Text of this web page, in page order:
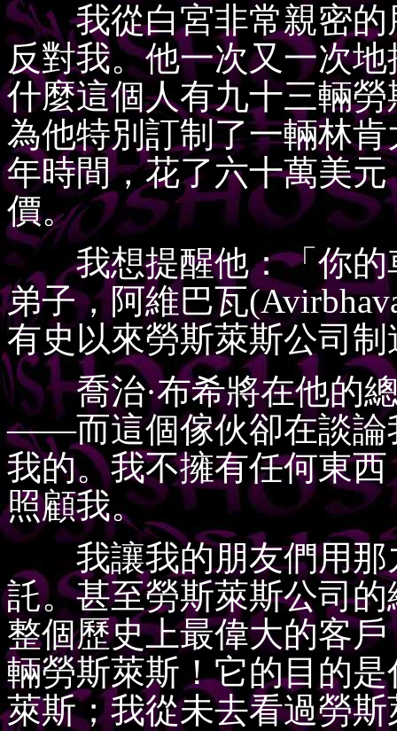
我從白宮非常親密的朋
反對我。他一次又一次
什麼這個人有九十三輛
為他特別訂制了一輛林
年時間，花了六十萬美
價。
我想提醒他：「你的
弟子，阿維巴瓦
有史以來勞斯萊斯公司
喬治·布希將在他的總
——而這個傢伙卻在談論
我的。我不擁有任何東
照顧我。
我讓我的朋友們用那
託。甚至勞斯萊斯公司
整個歷史上最偉大的客
輛勞斯萊斯！它的目的
萊斯；我從未去看過勞